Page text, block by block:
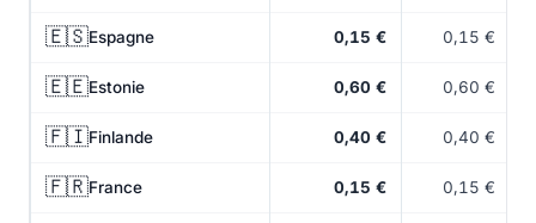
🇪🇸Espagne 0,15 € 0,15 €
🇪🇪Estonie 0,60 € 0,60 €
🇫🇮Finlande 0,40 € 0,40 €
🇫🇷France 0,15 € 0,15 €